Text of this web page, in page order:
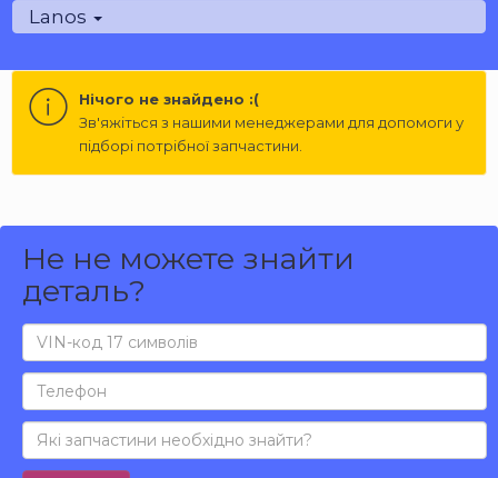
Lanos
Нічого не знайдено :(
Зв'яжіться з нашими менеджерами для допомоги у
підборі потрібної запчастини.
Не не можете знайти
деталь?